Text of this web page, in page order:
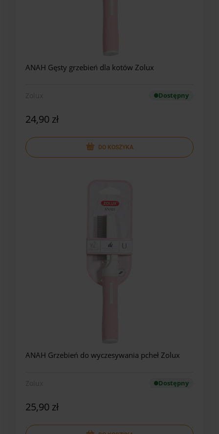
ANAH Gęsty grzebień dla kotów Zolux
Dostępny
24,90 zł
DO KOSZYKA
ANAH Grzebień do wyczesywania pcheł Zolux
Dostępny
25,90 zł